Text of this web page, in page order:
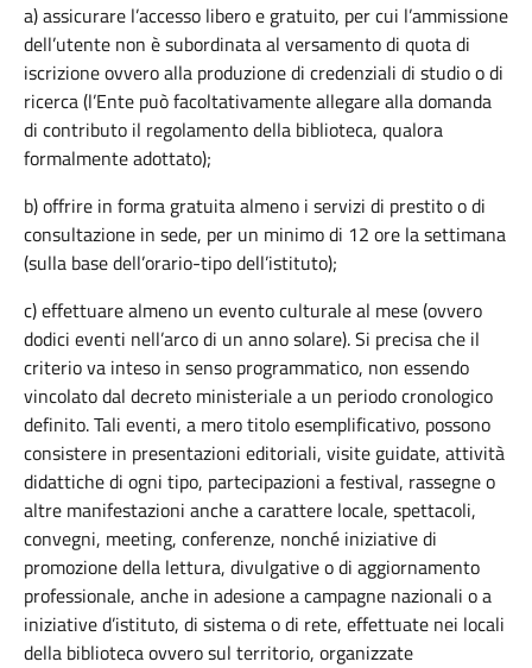
a) assicurare l’accesso libero e gratuito, per cui l’ammissione
dell’utente non è subordinata al versamento di quota di
iscrizione ovvero alla produzione di credenziali di studio o di
ricerca (l’Ente può facoltativamente allegare alla domanda
di contributo il regolamento della biblioteca, qualora
formalmente adottato);
b) offrire in forma gratuita almeno i servizi di prestito o di
consultazione in sede, per un minimo di 12 ore la settimana
(sulla base dell’orario-tipo dell’istituto);
c) effettuare almeno un evento culturale al mese (ovvero
dodici eventi nell’arco di un anno solare). Si precisa che il
criterio va inteso in senso programmatico, non essendo
vincolato dal decreto ministeriale a un periodo cronologico
definito. Tali eventi, a mero titolo esemplificativo, possono
consistere in presentazioni editoriali, visite guidate, attività
didattiche di ogni tipo, partecipazioni a festival, rassegne o
altre manifestazioni anche a carattere locale, spettacoli,
convegni, meeting, conferenze, nonché iniziative di
promozione della lettura, divulgative o di aggiornamento
professionale, anche in adesione a campagne nazionali o a
iniziative d’istituto, di sistema o di rete, effettuate nei locali
della biblioteca ovvero sul territorio, organizzate